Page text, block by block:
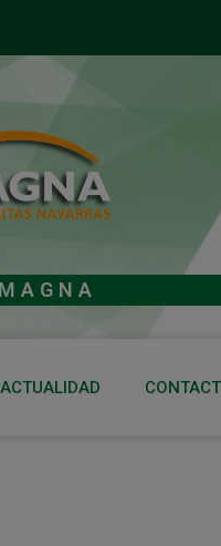
ACTUALIDAD